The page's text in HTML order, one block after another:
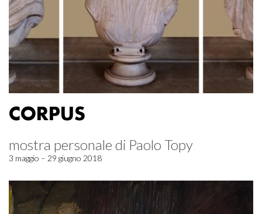
CORPUS
mostra personale di Paolo Topy
3 maggio – 29 giugno 2018